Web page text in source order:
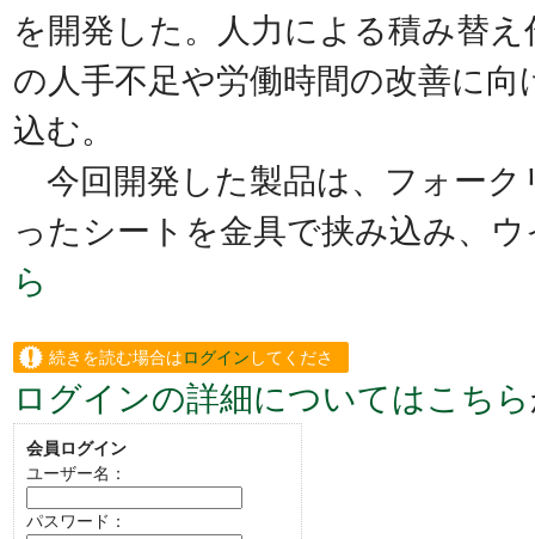
を開発した。人力による積み替
の人手不足や労働時間の改善に
込む。
今回開発した製品は、フォーク
ったシートを金具で挟み込み、
ら
続きを読む場合はログイン してくださ
い。
ログインの詳細についてはこちら
会員ログイン
ユーザー名：
パスワード：